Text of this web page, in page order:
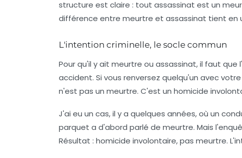
structure est claire : tout assassinat est un
différence entre meurtre et assassinat tient en
L'intention criminelle, le socle commun
Pour qu'il y ait meurtre ou assassinat, il faut que
accident. Si vous renversez quelqu'un avec
n'est pas un meurtre. C'est un homicide
J'ai eu un cas, il y a quelques années, où un
parquet a d'abord parlé de meurtre. Mais
Résultat : homicide involontaire, pas meurtre.